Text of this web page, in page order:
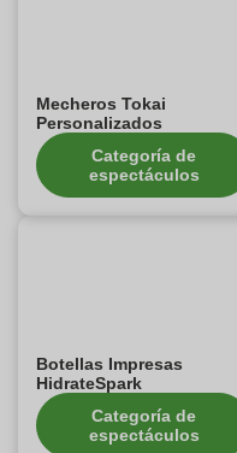
Mecheros Tokai
Personalizados
Categoría de
espectáculos
Botellas Impresas
HidrateSpark
Categoría de
espectáculos